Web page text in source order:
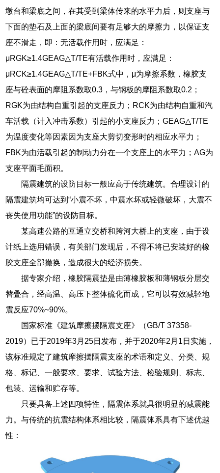
墩台和梁底之间，在其受到梁体传来的水平力后，则支座与
下面的垫石及上面的梁底间要有足够大的摩擦力，以保证支
座不滑走，即：无活载作用时，应满足：
μRGK≥1.4GEAG△T/TE有活载作用时，应满足：
μRCK≥1.4GEAG△T/TE+FBK式中，μ为摩擦系数，橡胶支
座与砼表面的摩阻系数取0.3，与钢板的摩阻系数取0.2；
RGK为由结构自重引起的支座反力；RCK为由结构自重和汽
车活载（计入冲击系数）引起的小支座反力；GEAG△T/TE
为温度变化等因素因为支座大剪切变形时的相应水平力；
FBK为由活载引起的制动力分在一个支座上的水平力；AG为
支座平面毛面积。
隔震建筑的设防目标一般应高于传统建筑。合理设计的
隔震建筑均可达到“小震不坏，中震水坏或轻微破坏，大震不
丧失使用功能”的设防目标。
某高速公路的互通立交桥和跨河大桥上的支座，由于设
计纸上选用错误，有关部门发现后，不得不将已安装好的橡
胶支座全部撤换，造成很大的经济损失。
据专家介绍，橡胶隔震垫是由薄橡胶板和薄钢板分层交
替叠合，经高温、高压下整体硫化而成，它可以有效减轻地
震反应70%~90%。
国家标准《建筑摩擦摆隔震支座》（GB/T 37358-
2019）已于2019年3月25日发布，并于2020年2月1日实施，
该标准规定了建筑摩擦摆隔震支座的术语和定义、分类、规
格、标记、一般要求、要求、试验方法、检验规则、标志、
包装、运输和贮存等。
只要具备上述四项特性，隔震体系就具很明显的减震能
力。与传统的抗震结构体系相比较，隔震体系具有下述优越
性：